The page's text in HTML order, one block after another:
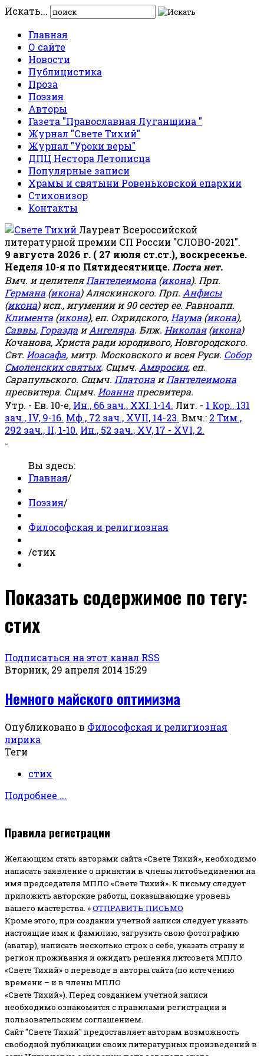
Искать...
Главная
О сайте
Новости
Публицистика
Проза
Поэзия
Авторы
Газета "Православная Луганщина "
Журнал "Свете Тихий"
Журнал "Уроки веры"
ДПЦ Нестора Летописца
Популярные записи
Храмы и святыни Ровеньковской епархии
Стиховизор
Контакты
Лауреат Всероссийской
литературной премии СП России "СЛОВО-2021".
9 августа 2026 г. ( 27 июля ст.ст.), воскресенье.
Неделя 10-я по Пятидесятнице. Поста нет.
Вмч. и целителяПантелеимона (икона). Прп.
Германа (икона) Аляскинского. Прп. Анфисы
(икона) исп., игумении и 90 сестер ее. Равноапп.
Климента (икона), еп. Охридского, Наума (икона),
Саввы, Горазда иАнгеляра. Блж. Николая(икона)
Кочанова, Христа ради юродивого, Новгородского.
Свт. Иоасафа, митр. Московского и всея Руси. Собор
Смоленских святых. Сщмч. Амвросия, еп.
Сарапульского. Сщмч. Платона иПантелеимона
пресвитера. Сщмч. Иоанна пресвитера.
Утр. - Ев. 10-е, Ин., 66 зач., XXI, 1-14. Лит. - 1 Кор., 131
зач., IV, 9-16. Мф., 72 зач., XVII, 14-23. Вмч.: 2 Тим.,
292 зач., II, 1-10. Ин., 52 зач., XV, 17 - XVI, 2.
-
Вы здесь:
Главная/
Поэзия/
Философская и религиозная
/стих
Показать содержимое по тегу:
стих
Подписаться на этот канал RSS
Вторник, 29 апреля 2014 15:29
Немного майского оптимизма
Опубликовано в Философская и религиозная
лирика
Теги
стих
Подробнее ...
Правила регистрации
Желающим стать авторами сайта «Свете Тихий», необходимо
написать заявление о принятии в члены литобъединения на
имя председателя МПЛО «Свете Тихий». К письму следует
приложить авторские работы, показывающие уровень
вашего мастерства. »ОТПРАВИТЬ ПИСЬМО
Кроме этого, при создании учетной записи следует указать
настоящие имя и фамилию, загрузить свою фотографию
(аватар), написать несколько строк о себе, указать страну и
регион проживания и ожидать решения литсовета МПЛО
«Свете Тихий» о переводе в авторы сайта (по истечению
времени – и в члены МПЛО
«Свете Тихий»). Перед созданием учётной записи
необходимо ознакомится с правилами регистрации и
пользовательским соглашением.
Сайт "Свете Тихий" предоставляет авторам возможность
свободной публикации своих литературных произведений в